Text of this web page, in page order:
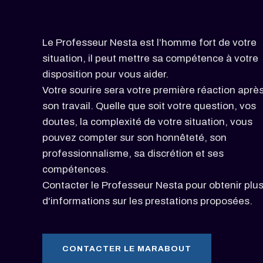
Le Professeur Nesta est l’homme fort de votre
situation, il peut mettre sa compétence à votre
disposition pour vous aider.
Votre sourire sera votre première réaction
son travail. Quelle que soit votre question, vos
doutes, la complexité de votre situation, vous
pouvez compter sur son honnêteté, son
professionnalisme, sa discrétion et ses
compétences.
Contacter le Professeur Nesta pour obtenir plus
d'informations sur les prestations proposées.
CONTACTER LE MARABOUT